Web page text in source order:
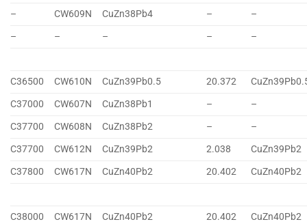
–
CW609N CuZn38Pb4 –
–
–
– – – –
C36500 CW610N CuZn39Pb0.5 20.372
C37000
CW607N CuZn38Pb1 –
–
C37700
CW608N CuZn38Pb2 –
–
C37700
CW612N CuZn39Pb2 2.038
CuZn39Pb2
C37800
CW617N CuZn40Pb2 20.402 CuZn40Pb2
C38000 CW617N CuZn40Pb2 20.402 CuZn40Pb2